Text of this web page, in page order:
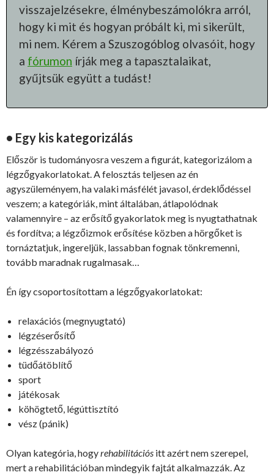
visszajelzésekre, élménybeszámolókra arról,
hogy ki mit és hogyan próbált ki, mi sikerült,
mi nem. Kérem a Szuszogóblog olvasóit, hogy
a fórumon írják meg a tapasztalaikat,
gyűjtsük együtt a tudást!
• Egy kis kategorizálás
Először is tudományosra veszem a figurát, kategorizálom a
légzőgyakorlatokat. A felosztás teljesen az én
agyszüleményem, ha valaki másfélét javasol, érdeklődéssel
veszem; a kategóriák, mint általában, átlapolódnak
valamennyire – az erősítő gyakorlatok meg is nyugtathatnak
és fordítva; a légzőizmok erősítése közben a hörgőket is
tornáztatjuk, ingereljük, lassabban fognak tönkremenni,
tovább maradnak rugalmasak…
Én így csoportosítottam a légzőgyakorlatokat:
relaxációs (megnyugtató)
légzéserősítő
légzésszabályozó
tüdőátöblítő
sport
játékosak
köhögtető, légúttisztító
vész (pánik)
Olyan kategória, hogyrehabilitációs itt azért nem szerepel,
mert a rehabilitációban mindegyik fajtát alkalmazzák. Az